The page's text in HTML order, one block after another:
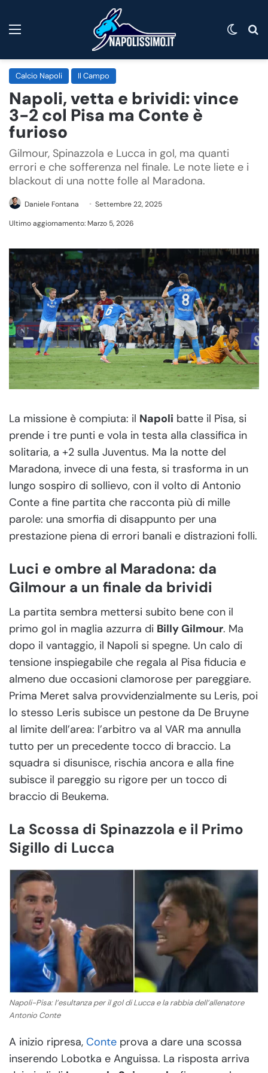
Calcio Napoli Il Campo
Napoli, vetta e brividi: vince
3-2 col Pisa ma Conte è
furioso
Gilmour, Spinazzola e Lucca in gol, ma quanti
errori e che sofferenza nel finale. Le note liete e i
blackout di una notte folle al Maradona.
Daniele Fontana
Settembre 22, 2025
Ultimo aggiornamento: Marzo 5, 2026
La missione è compiuta: il Napoli batte il Pisa, si
prende i tre punti e vola in testa alla classifica in
solitaria, a +2 sulla Juventus. Ma la notte del
Maradona, invece di una festa, si trasforma in un
lungo sospiro di sollievo, con il volto di Antonio
Conte a fine partita che racconta più di mille
parole: una smorfia di disappunto per una
prestazione piena di errori banali e distrazioni folli.
Luci e ombre al Maradona: da
Gilmour a un finale da brividi
La partita sembra mettersi subito bene con il
primo gol in maglia azzurra di Billy Gilmour. Ma
dopo il vantaggio, il Napoli si spegne. Un calo di
tensione inspiegabile che regala al Pisa fiducia e
almeno due occasioni clamorose per pareggiare.
Prima Meret salva provvidenzialmente su Leris, poi
lo stesso Leris subisce un pestone da De Bruyne
al limite dell’area: l’arbitro va al VAR ma annulla
tutto per un precedente tocco di braccio. La
squadra si disunisce, rischia ancora e alla fine
subisce il pareggio su rigore per un tocco di
braccio di Beukema.
La Scossa di Spinazzola e il Primo
Sigillo di Lucca
Napoli-Pisa: l’esultanza per il gol di Lucca e la rabbia dell’allenatore
Antonio Conte
A inizio ripresa, Conte prova a dare una scossa
inserendo Lobotka e Anguissa. La risposta arriva